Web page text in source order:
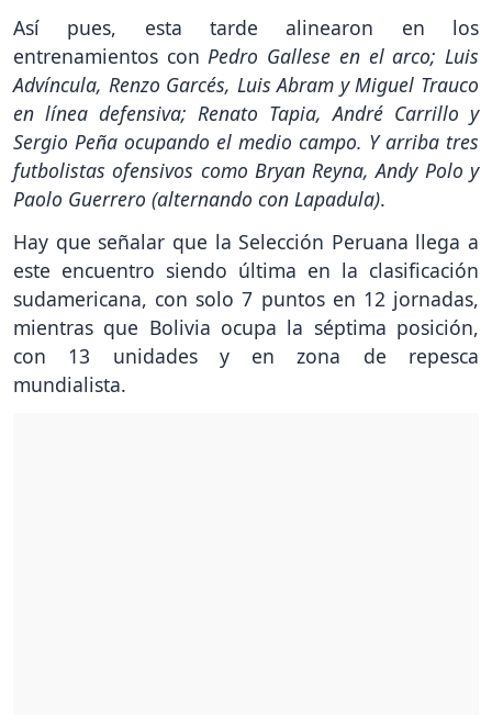
Así pues, esta tarde alinearon en los
entrenamientos conPedro Gallese en el arco; Luis
Advíncula, Renzo Garcés, Luis Abram y Miguel Trauco
en línea defensiva; Renato Tapia, André Carrillo y
Sergio Peña ocupando el medio campo. Y arriba tres
futbolistas ofensivos como Bryan Reyna, Andy Polo y
Paolo Guerrero (alternando con Lapadula).
Hay que señalar que la Selección Peruana llega a
este encuentro siendo última en la clasificación
sudamericana, con solo 7 puntos en 12 jornadas,
mientras que Bolivia ocupa la séptima posición,
con 13 unidades y en zona de repesca
mundialista.